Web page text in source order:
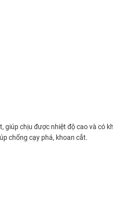
chịu được nhiệt độ cao và có
chống cạy phá, khoan cắt.